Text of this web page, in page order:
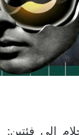
إلى